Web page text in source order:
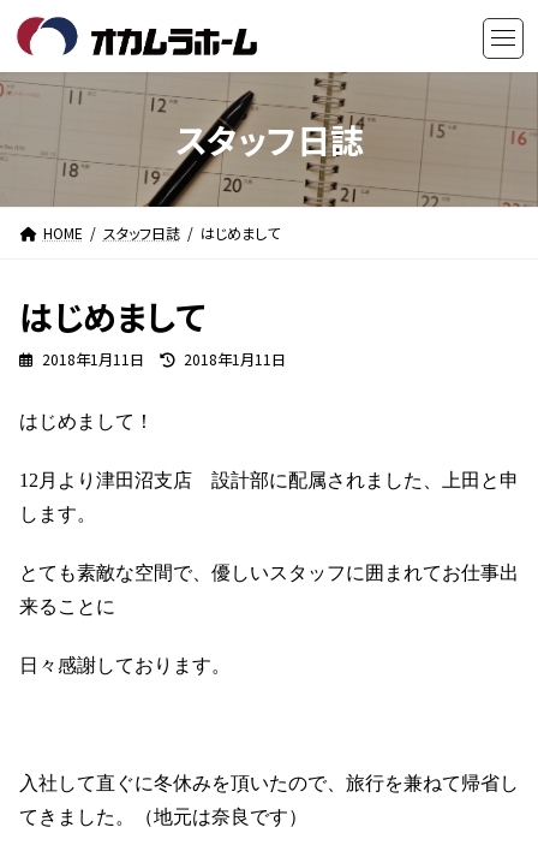
テ
ン
へ
キ
ゲ
ー
ョ
に
スタッフ日誌
HOME スタッフ日誌 はじめまして
はじめまして
2018年1月11日
最
時
:
2018年1月11日
はじめまして！
12 月より津田沼支店 設計部に配属されました、上田と申
します。
とても素敵な空間で、優しいスタッフに囲まれてお仕事出
来ることに
日々感謝しております。
入社して直ぐに冬休みを頂いたので、旅行を兼ねて帰省し
てきました。（地元は奈良です）